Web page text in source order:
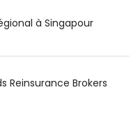
à Singapour
Reinsurance Brokers